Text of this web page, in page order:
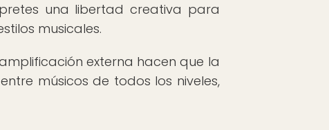
una libertad creativa para
musicales.
externa hacen que la
músicos de todos los niveles,